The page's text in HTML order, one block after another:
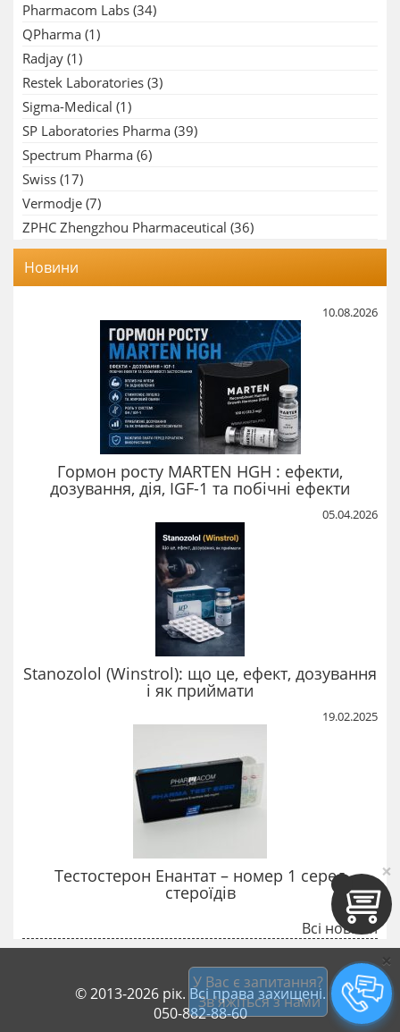
Pharmacom Labs (34)
QPharma (1)
Radjay (1)
Restek Laboratories (3)
Sigma-Medical (1)
SP Laboratories Pharma (39)
Spectrum Pharma (6)
Swiss (17)
Vermodje (7)
ZPHC Zhengzhou Pharmaceutical (36)
Новини
10.08.2026
Гормон росту MARTEN HGH : ефекти,
дозування, дія, IGF-1 та побічні ефекти
05.04.2026
Stanozolol (Winstrol): що це, ефект, дозування
і як приймати
19.02.2025
Тестостерон Енантат – номер 1 серед
стероїдів
Всі новини
© 2013-2026 рік. Всі права захищені.
050-882-88-60
×
У Вас є запитання?
Зв'яжіться з нами
×